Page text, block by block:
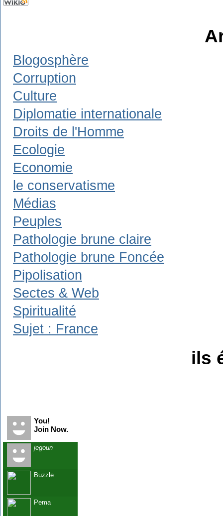
Blogosphère
Corruption
Culture
Diplomatie internationale
Droits de l'Homme
Ecologie
Economie
le conservatisme
Médias
Peuples
Pathologie brune claire
Pathologie brune Foncée
Pipolisation
Sectes & Web
Spiritualité
Sujet : France
ils
You!
Join Now.
jegoun
Buzzle
Pema